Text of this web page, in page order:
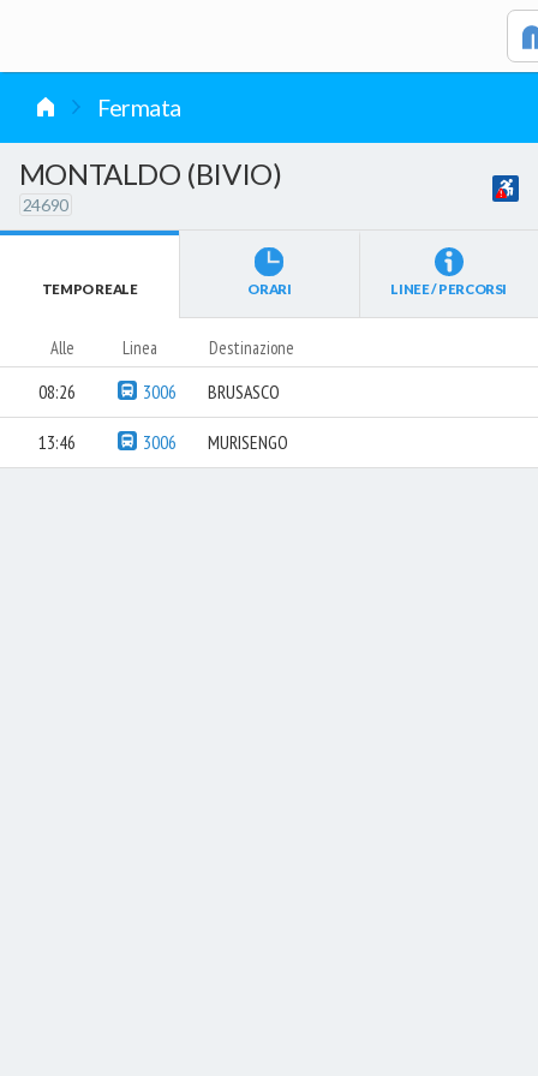
Fermata
MONTALDO (BIVIO)
24690
TEMPO REALE ORARI LINEE / PERCORSI
Alle Linea Destinazione
08:26 3006 BRUSASCO
13:46 3006 MURISENGO